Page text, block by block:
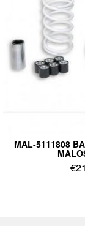
MAL-5111808
€